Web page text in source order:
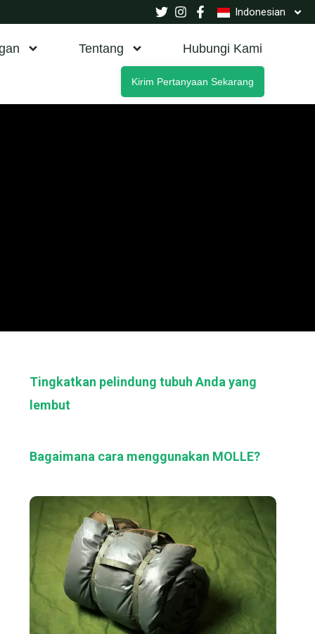
Indonesian
Tentang Hubungi Kami
Kirim Pertanyaan Sekarang
Tingkatkan pelindung tubuh Anda yang
lembut
Bagaimana cara menggunakan MOLLE?